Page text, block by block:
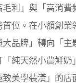
利」與「高消費
位。在小額創業
品牌」轉向「主
純天然小農鮮奶
美學裝潢」的店